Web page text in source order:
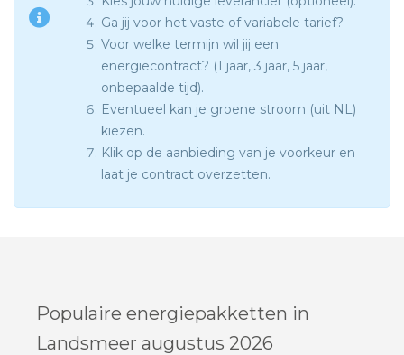
Ga jij voor het vaste of variabele tarief?
Voor welke termijn wil jij een
energiecontract? (1 jaar, 3 jaar, 5 jaar,
onbepaalde tijd).
Eventueel kan je groene stroom (uit NL)
kiezen.
Klik op de aanbieding van je voorkeur en
laat je contract overzetten.
Populaire energiepakketten in
Landsmeer augustus 2026